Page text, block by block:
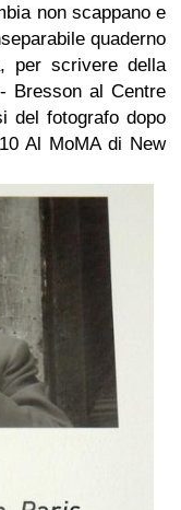
non scappano e
quaderno
per scrivere della
Bresson al Centre
del fotografo dopo
Al MoMA di New